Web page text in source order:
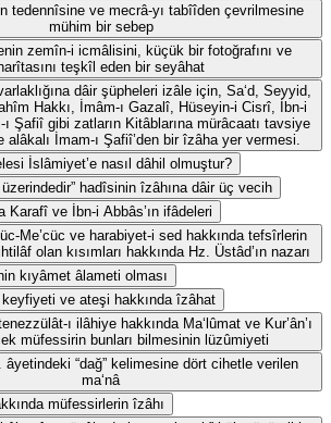
tedennîsine ve mecrâ-yı tabîîden çevrilmesine
mühim bir sebep
zemîn-i icmâlisini, küçük bir fotoğrafını ve
harîtasını teşkîl eden bir seyâhat
dâir şüpheleri izâle için, Sa‘d, Seyyid,
Hakkı, İmâm-ı Gazalî, Hüseyin-i Cisrî, İbn-i
Şafiî gibi zatların Kitâblarına mürâcaatı tavsiye
alâkalı İmam-ı Şafiî’den bir îzâha yer vermesi.
İslâmiyet’e nasıl dâhil olmuştur?
hadîsinin îzâhına dâir üç vecih
Karafî ve İbn-i Abbâs’ın ifâdeleri
Me’cüc ve harabiyet-i sed hakkında tefsîrlerin
olan kısımları hakkında Hz. Üstâd’ın nazarı
kıyâmet âlameti olması
ve ateşi hakkında îzâhat
ı ilâhiye hakkında Ma‘lûmat ve Kur’ân’ı
müfessirin bunları bilmesinin lüzûmiyeti
âyetindeki “dağ” kelimesine dört cihetle verilen
ma‘nâ
müfessirlerin îzâhı